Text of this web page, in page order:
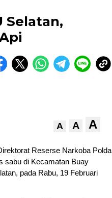
Selatan,
A A A
Reserse Narkoba Polda
sabu di Kecamatan Buay
pada Rabu, 19 Februari